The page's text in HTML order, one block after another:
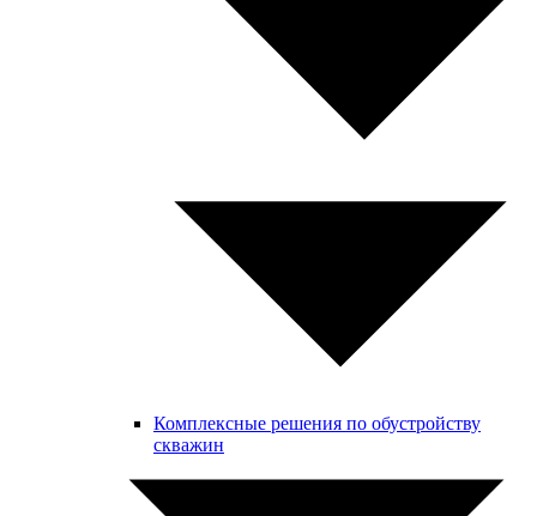
Комплексные решения по обустройству
скважин